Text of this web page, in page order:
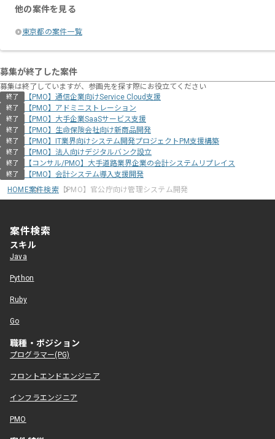
他の案件を見る
東京都の案件一覧
募集が終了した案件
募集は終了していますが、参画先を探す際にお役立てください
終了 【PMO】通信企業向けService Cloud支援
終了 【PMO】アドミニストレーション
終了 【PMO】大手企業SaaSサービス支援
終了 【PMO】生命保険会社向け新商品開発
終了 【PMO】IT業界向けシステム開発プロジェクトPM支援構築
終了 【PMO】法人向けデジタルバンク設立
終了 【コンサル/PMO】大手道路業界企業の会計システムリプレイス
終了
【PMO】会計システム導入支援開発
HOME案件検索【PMO】官公庁向け管理システム開発
案件検索
スキル
Java
Python
Ruby
Go
職種・ポジション
プログラマー(PG)
フロントエンドエンジニア
インフラエンジニア
PMO